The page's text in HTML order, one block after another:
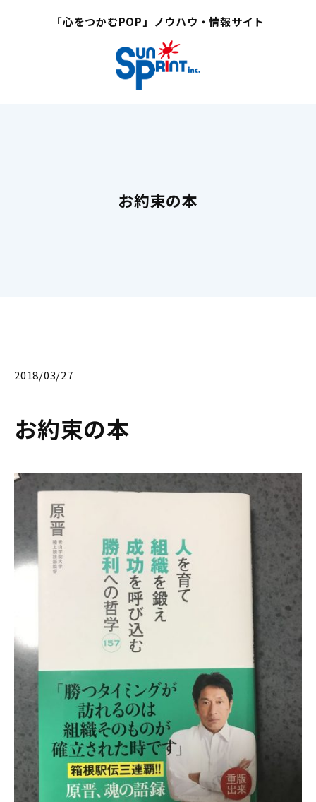
「心をつかむPOP」ノウハウ・情報サイト
お約束の本
2018/03/27
お約束の本